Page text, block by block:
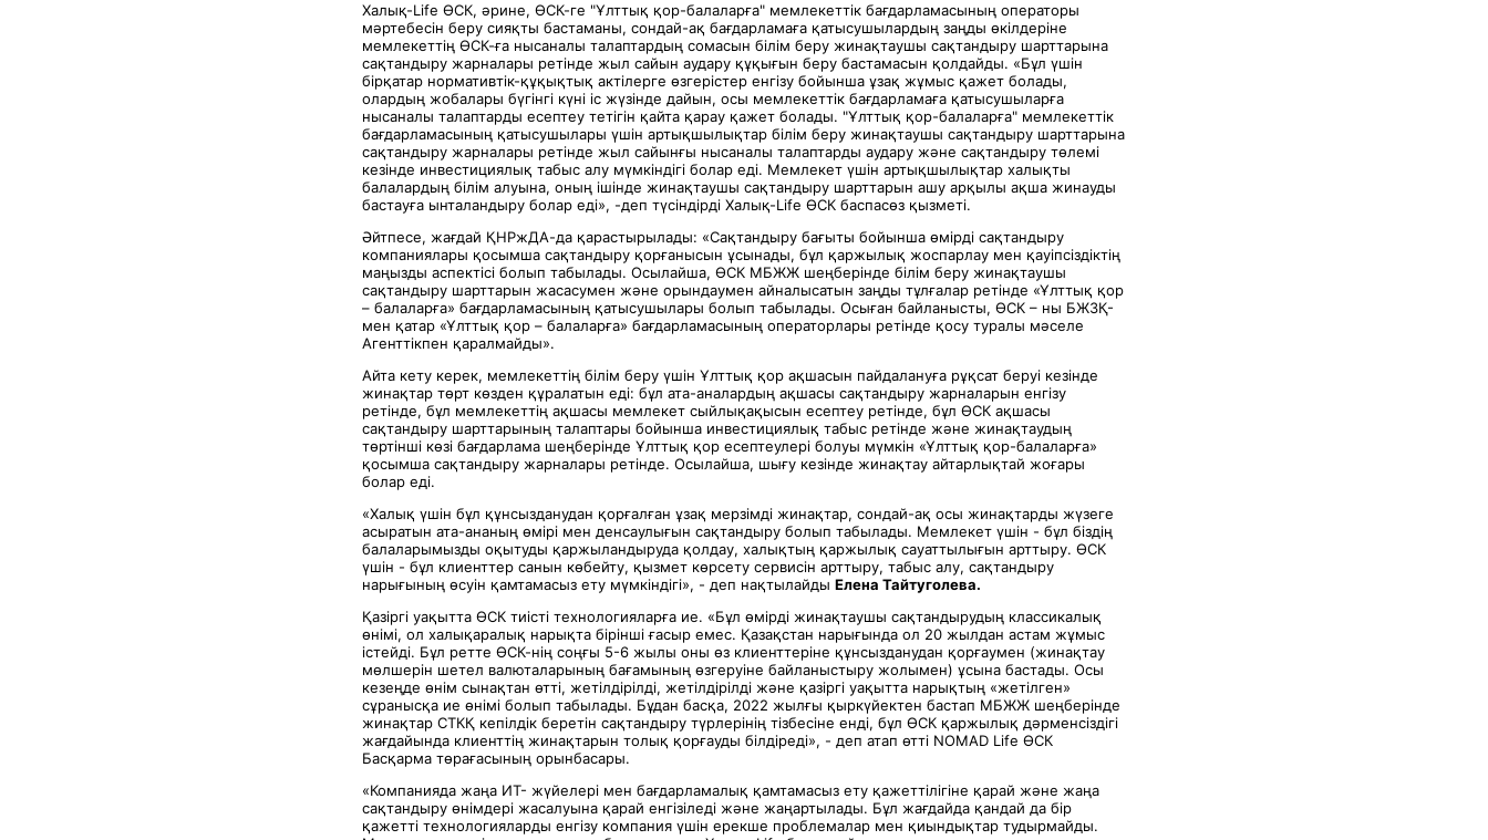
Халық-Life ӨСК, әрине, ӨСК-ге "Ұлттық қор-балаларға" мемлекеттік бағдарламасының операторы
мәртебесін беру сияқты бастаманы, сондай-ақ бағдарламаға қатысушылардың заңды өкілдеріне
мемлекеттің ӨСК-ға нысаналы талаптардың сомасын білім беру жинақтаушы сақтандыру шарттарына
сақтандыру жарналары ретінде жыл сайын аудару құқығын беру бастамасын қолдайды. «Бұл үшін
бірқатар нормативтік-құқықтық актілерге өзгерістер енгізу бойынша ұзақ жұмыс қажет болады,
олардың жобалары бүгінгі күні іс жүзінде дайын, осы мемлекеттік бағдарламаға қатысушыларға
нысаналы талаптарды есептеу тетігін қайта қарау қажет болады. "Ұлттық қор-балаларға" мемлекеттік
бағдарламасының қатысушылары үшін артықшылықтар білім беру жинақтаушы сақтандыру шарттарына
сақтандыру жарналары ретінде жыл сайынғы нысаналы талаптарды аудару және сақтандыру төлемі
кезінде инвестициялық табыс алу мүмкіндігі болар еді. Мемлекет үшін артықшылықтар халықты
балалардың білім алуына, оның ішінде жинақтаушы сақтандыру шарттарын ашу арқылы ақша жинауды
бастауға ынталандыру болар еді», -деп түсіндірді Халық-Life ӨСК баспасөз қызметі.
Әйтпесе, жағдай ҚНРжДА-да қарастырылады: «Сақтандыру бағыты бойынша өмірді сақтандыру
компаниялары қосымша сақтандыру қорғанысын ұсынады, бұл қаржылық жоспарлау мен қауіпсіздіктің
маңызды аспектісі болып табылады. Осылайша, ӨСК МБЖЖ шеңберінде білім беру жинақтаушы
сақтандыру шарттарын жасасумен және орындаумен айналысатын заңды тұлғалар ретінде «Ұлттық қор
– балаларға» бағдарламасының қатысушылары болып табылады. Осыған байланысты, ӨСК – ны БЖЗҚ-
мен қатар «Ұлттық қор – балаларға» бағдарламасының операторлары ретінде қосу туралы мәселе
Агенттікпен қаралмайды».
Айта кету керек, мемлекеттің білім беру үшін Ұлттық қор ақшасын пайдалануға рұқсат беруі кезінде
жинақтар төрт көзден құралатын еді: бұл ата-аналардың ақшасы сақтандыру жарналарын енгізу
ретінде, бұл мемлекеттің ақшасы мемлекет сыйлықақысын есептеу ретінде, бұл ӨСК ақшасы
сақтандыру шарттарының талаптары бойынша инвестициялық табыс ретінде және жинақтаудың
төртінші көзі бағдарлама шеңберінде Ұлттық қор есептеулері болуы мүмкін «Ұлттық қор-балаларға»
қосымша сақтандыру жарналары ретінде. Осылайша, шығу кезінде жинақтау айтарлықтай жоғары
болар еді.
«Халық үшін бұл құнсызданудан қорғалған ұзақ мерзімді жинақтар, сондай-ақ осы жинақтарды жүзеге
асыратын ата-ананың өмірі мен денсаулығын сақтандыру болып табылады. Мемлекет үшін - бұл біздің
балаларымызды оқытуды қаржыландыруда қолдау, халықтың қаржылық сауаттылығын арттыру. ӨСК
үшін - бұл клиенттер санын көбейту, қызмет көрсету сервисін арттыру, табыс алу, сақтандыру
нарығының өсуін қамтамасыз ету мүмкіндігі», - деп нақтылайды Елена Тайтуголева.
Қазіргі уақытта ӨСК тиісті технологияларға ие. «Бұл өмірді жинақтаушы сақтандырудың классикалық
өнімі, ол халықаралық нарықта бірінші ғасыр емес. Қазақстан нарығында ол 20 жылдан астам жұмыс
істейді. Бұл ретте ӨСК-нің соңғы 5-6 жылы оны өз клиенттеріне құнсызданудан қорғаумен (жинақтау
мөлшерін шетел валюталарының бағамының өзгеруіне байланыстыру жолымен) ұсына бастады. Осы
кезеңде өнім сынақтан өтті, жетілдірілді, жетілдірілді және қазіргі уақытта нарықтың «жетілген»
сұранысқа ие өнімі болып табылады. Бұдан басқа, 2022 жылғы қыркүйектен бастап МБЖЖ шеңберінде
жинақтар СТКҚ кепілдік беретін сақтандыру түрлерінің тізбесіне енді, бұл ӨСК қаржылық дәрменсіздігі
жағдайында клиенттің жинақтарын толық қорғауды білдіреді», - деп атап өтті NOMAD Life ӨСК
Басқарма төрағасының орынбасары.
«Компанияда жаңа ИТ- жүйелері мен бағдарламалық қамтамасыз ету қажеттілігіне қарай және жаңа
сақтандыру өнімдері жасалуына қарай енгізіледі және жаңартылады. Бұл жағдайда қандай да бір
қажетті технологияларды енгізу компания үшін ерекше проблемалар мен қиындықтар тудырмайды.